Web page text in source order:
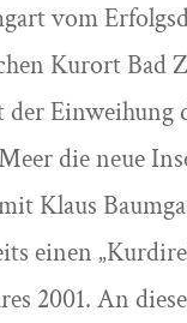
vom
Kurort Bad
Einweihung
die neue
Klaus
einen
2001. An